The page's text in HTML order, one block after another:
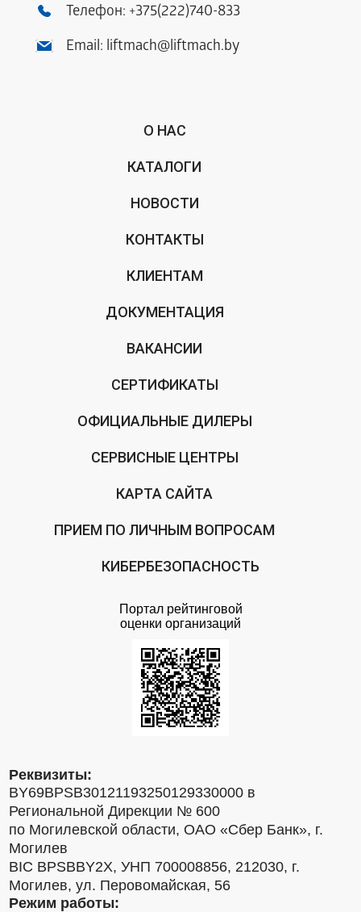
Телефон: +375(222)740-833
Email: liftmach@liftmach.by
О НАС
КАТАЛОГИ
НОВОСТИ
КОНТАКТЫ
КЛИЕНТАМ
ДОКУМЕНТАЦИЯ
ВАКАНСИИ
СЕРТИФИКАТЫ
ОФИЦИАЛЬНЫЕ ДИЛЕРЫ
СЕРВИСНЫЕ ЦЕНТРЫ
КАРТА САЙТА
ПРИЕМ ПО ЛИЧНЫМ ВОПРОСАМ
КИБЕРБЕЗОПАСНОСТЬ
Портал рейтинговой
оценки организаций
Реквизиты:
BY69BPSB30121193250129330000 в
Региональной Дирекции № 600
по Могилевской области, ОАО «Сбер Банк», г.
Могилев
BIC BPSBBY2X, УНП 700008856, 212030, г.
Могилев, ул. Перовомайская, 56
Режим работы: